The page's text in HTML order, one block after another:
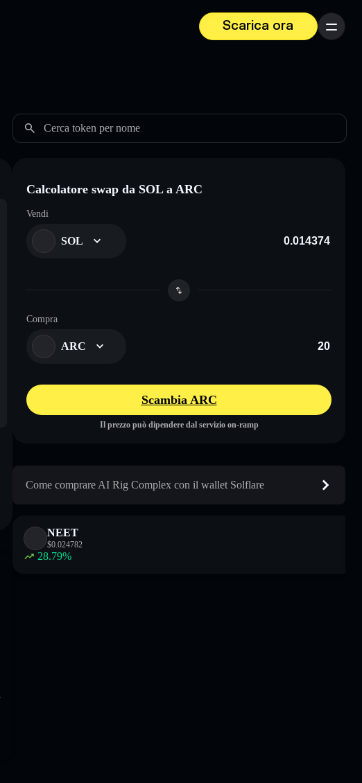
Scarica ora
Menu
Cerca token per nome
Calcolatore swap da SOL a ARC
Vendi
SOL
Compra
ARC
Scambia ARC
Il prezzo può dipendere dal servizio on-ramp
Come comprare AI Rig Complex con il wallet Solflare
NEET
$0.024782
28.79%